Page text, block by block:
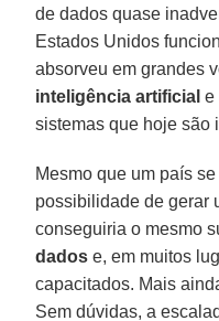
de dados quase
Estados Unidos
absorveu em grandes
inteligência artificial e
sistemas que hoje são
Mesmo que um país
possibilidade de gerar
conseguiria o mesmo
dados e, em muitos
capacitados. Mais
Sem dúvidas, a